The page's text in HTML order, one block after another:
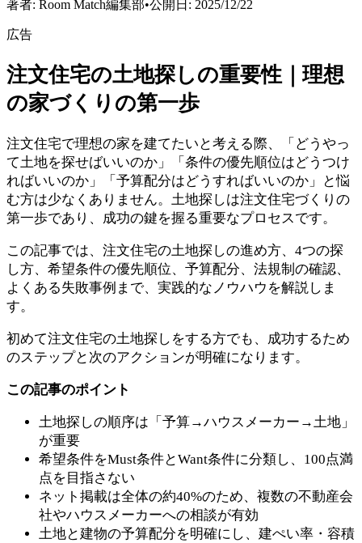
著者: Room Match編集部•公開日: 2025/12/22
広告
注文住宅の土地探しの重要性｜理想
の家づくりの第一歩
注文住宅で理想の家を建てたいと考える際、「どうやっ
て土地を探せばいいのか」「条件の優先順位はどうつけ
ればいいのか」「予算配分はどうすればいいのか」と悩
む方は少なくありません。土地探しは注文住宅づくりの
第一歩であり、成功の鍵を握る重要なプロセスです。
この記事では、注文住宅の土地探しの進め方、4つの探
し方、希望条件の優先順位、予算配分、法規制の確認、
よくある失敗事例まで、実践的なノウハウを解説しま
す。
初めて注文住宅の土地探しをする方でも、成功するため
のステップと次のアクションが明確になります。
この記事のポイント
土地探しの順序は「予算→ハウスメーカー→土地」
が重要
希望条件をMust条件とWant条件に分類し、100点満
点を目指さない
ネット掲載は全体の約40%のため、複数の不動産会
社やハウスメーカーへの相談が有効
土地と建物の予算配分を明確にし、建ぺい率・容積